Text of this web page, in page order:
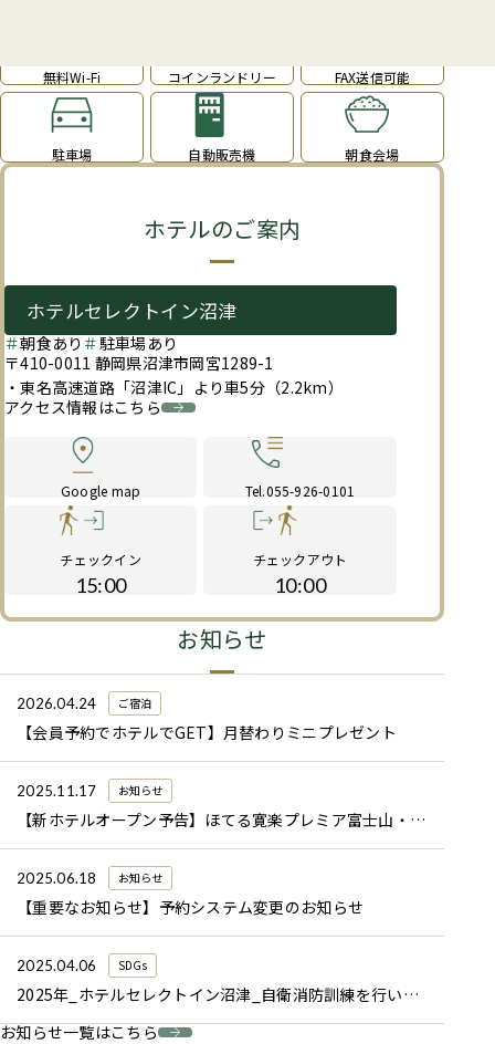
無料Wi-Fi コインランドリー FAX送信可能
駐車場 自動販売機 朝食会場
ホテルのご案内
ホテルセレクトイン沼津
朝食あり
駐車場あり
〒410-0011 静岡県沼津市岡宮1289-1
・東名高速道路「沼津IC」より車5分（2.2km）
アクセス情報はこちら
Google map Tel.055-926-0101
チェックイン
15:00
チェックアウト
10:00
お知らせ
お知らせ一覧はこちら
2026.04.24 ご宿泊
【会員予約でホテルでGET】月替わりミニプレゼント
2025.11.17 お知らせ
【新ホテルオープン予告】ほてる寛楽プレミア富士山・新御殿場インター・国道246 オープン予定のお知らせ
2025.06.18 お知らせ
【重要なお知らせ】予約システム変更のお知らせ
2025.04.06 SDGs
2025年_ホテルセレクトイン沼津_自衛消防訓練を行いました